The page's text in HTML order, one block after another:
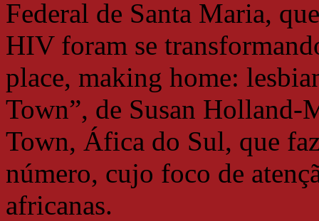
Federal de Santa Maria,
HIV foram se
place, making home:
Town”, de Susan
Town, Áfica do Sul, que
número, cujo foco de
africanas.